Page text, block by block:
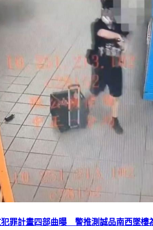
犯罪計畫四部曲曝 警推測誠品南西墜樓